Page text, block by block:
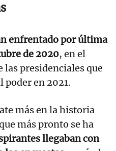
enfrentado por última
de 2020, en el
las presidenciales que
poder en 2021.
más en la historia
más pronto se ha
llegaban con